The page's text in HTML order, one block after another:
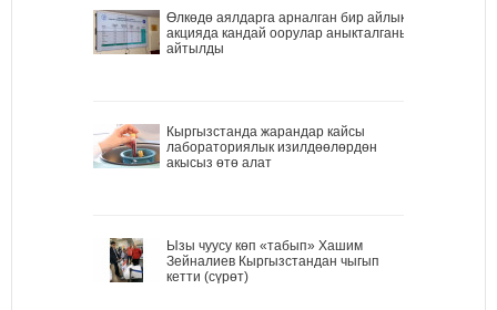
Өлкөдө аялдарга арналган бир айлык
акцияда кандай оорулар аныкталганы
айтылды
Кыргызстанда жарандар кайсы
лабораториялык изилдөөлөрдөн
акысыз өтө алат
Ызы чуусу көп «табып» Хашим
Зейналиев Кыргызстандан чыгып
кетти (сүрөт)